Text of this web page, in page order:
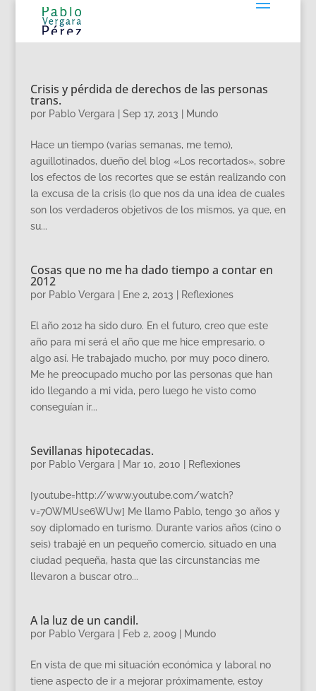
Crisis y pérdida de derechos de las personas
trans.
por Pablo Vergara Sep 17, 2013 Mundo
Hace un tiempo (varias semanas, me temo),
aguillotinados, dueño del blog «Los recortados», sobre
los efectos de los recortes que se están realizando con
la excusa de la crisis (lo que nos da una idea de cuales
son los verdaderos objetivos de los mismos, ya que, en
su...
Cosas que no me ha dado tiempo a contar en
2012
por Pablo Vergara Ene 2, 2013 Reflexiones
El año 2012 ha sido duro. En el futuro, creo que este
año para mí será el año que me hice empresario, o
algo así. He trabajado mucho, por muy poco dinero.
Me he preocupado mucho por las personas que han
ido llegando a mi vida, pero luego he visto como
conseguían ir...
Sevillanas hipotecadas.
por Pablo Vergara Mar 10, 2010 Reflexiones
[youtube=http://www.youtube.com/watch?
v=7OWMUse6WUw] Me llamo Pablo, tengo 30 años y
soy diplomado en turismo. Durante varios años (cino o
seis) trabajé en un pequeño comercio, situado en una
ciudad pequeña, hasta que las circunstancias me
llevaron a buscar otro...
A la luz de un candil.
por Pablo Vergara Feb 2, 2009| Mundo
En vista de que mi situación económica y laboral no
tiene aspecto de ir a mejorar próximamente, estoy